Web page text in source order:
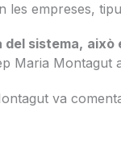
empreses,
sistema,
Maria Montagut
va